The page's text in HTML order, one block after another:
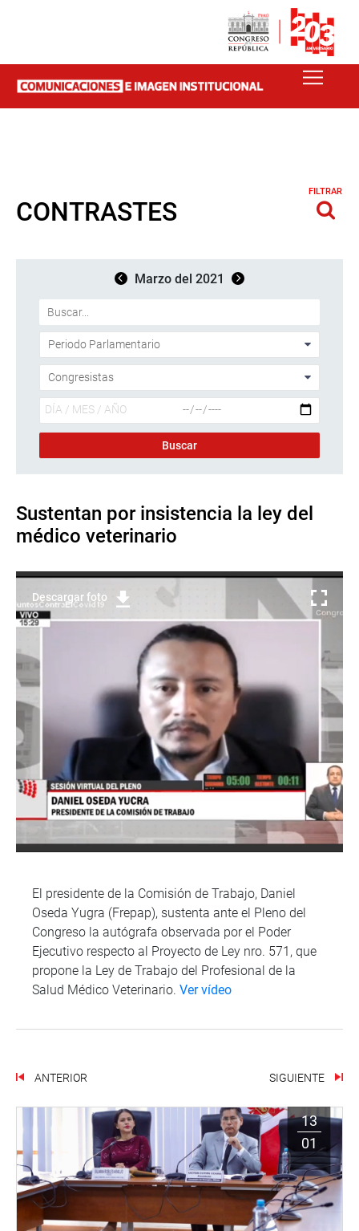
CONTRASTES
FILTRAR
Marzo del 2021
Sustentan por insistencia la ley del
médico veterinario
Descargar foto
El presidente de la Comisión de Trabajo, Daniel
Oseda Yugra (Frepap), sustenta ante el Pleno del
Congreso la autógrafa observada por el Poder
Ejecutivo respecto al Proyecto de Ley nro. 571, que
propone la Ley de Trabajo del Profesional de la
Salud Médico Veterinario. Ver vídeo
ANTERIOR SIGUIENTE
13
01